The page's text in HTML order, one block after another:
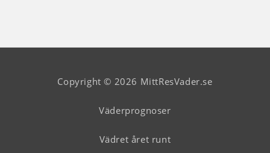
Copyright © 2026 MittResVader.se
Väderprognoser
Vädret året runt